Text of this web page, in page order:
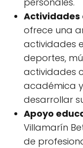
Actividades
ofrece una
actividades
deportes,
actividades
académica
desarrollar
Apoyo
Villamarín
de